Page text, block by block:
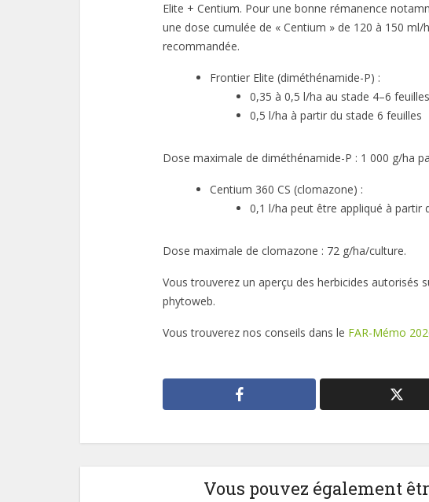
Elite + Centium. Pour une bonne rémanence
une dose cumulée de « Centium » de 120 à 150
recommandée.
Frontier Elite (diméthénamide-P) :
0,35 à 0,5 l/ha au stade 4–6
0,5 l/ha à partir du stade 6 feuilles
Dose maximale de diméthénamide-P : 1 000 g/ha
Centium 360 CS (clomazone) :
0,1 l/ha peut être appliqué à partir
Dose maximale de clomazone : 72 g/ha/culture.
Vous trouverez un aperçu des herbicides autorisés
phytoweb.
Vous trouverez nos conseils dans le FAR-Mémo
Vous pouvez également